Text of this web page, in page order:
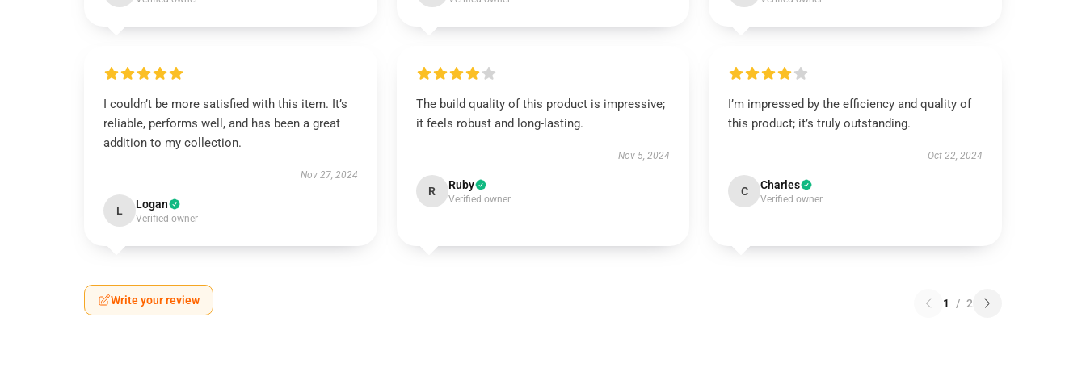
I couldn’t be more satisfied with this item. It’s
reliable, performs well, and has been a great
addition to my collection.
Nov 27, 2024
L Logan
Verified owner
The build quality of this product is impressive;
it feels robust and long-lasting.
Nov 5, 2024
R Ruby
Verified owner
I’m impressed by the efficiency and quality of
this product; it’s truly outstanding.
Oct 22, 2024
C Charles
Verified owner
Write your review 1 / 2